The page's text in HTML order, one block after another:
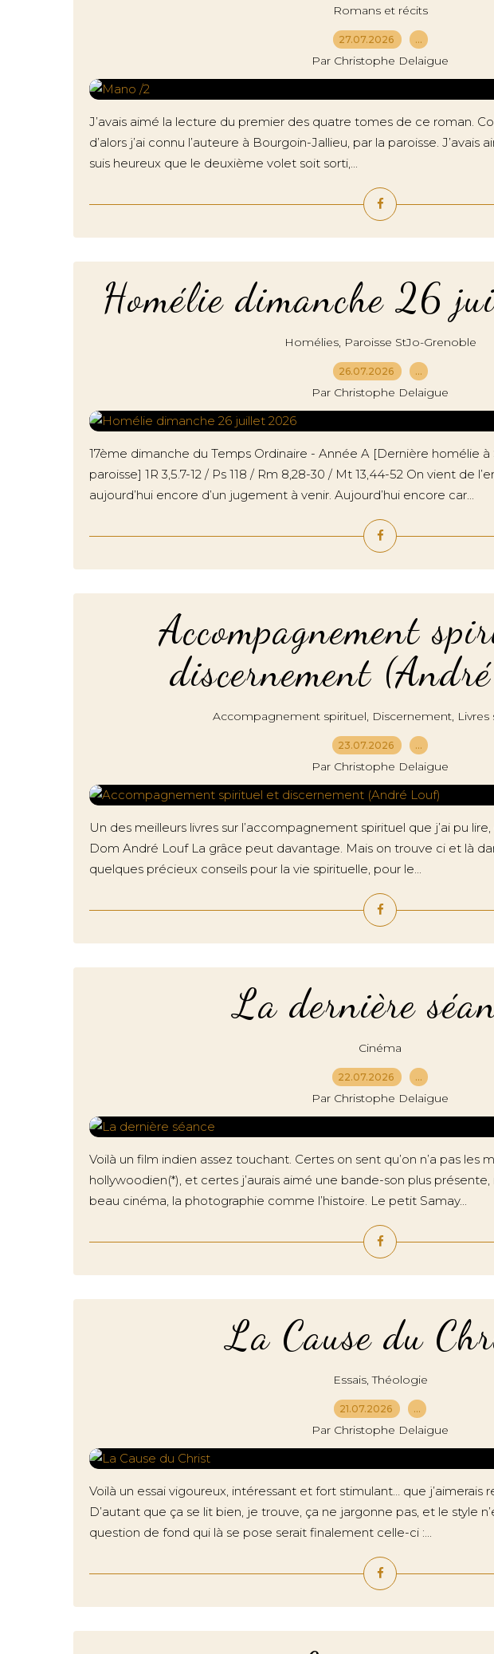
Romans et récits
27.07.2026 …
Par Christophe Delaigue
J’avais aimé la lecture du premier des quatre tomes de ce roman.
d’alors j’ai connu l’auteure à Bourgoin-Jallieu, par la paroisse.
suis heureux que le deuxième volet soit sorti,...
Homélie dimanche 26
Homélies, Paroisse StJo-Grenoble
26.07.2026 …
Par Christophe Delaigue
17ème dimanche du Temps Ordinaire - Année A [Dernière homélie
paroisse] 1R 3,5.7-12 / Ps 118 / Rm 8,28-30 / Mt 13,44-52 On vient de
aujourd’hui encore d’un jugement à venir. Aujourd’hui encore car...
Accompagnement
discernement
Accompagnement spirituel, Discernement, Livres
23.07.2026 …
Par Christophe Delaigue
Un des meilleurs livres sur l’accompagnement spirituel que j’ai pu
Dom André Louf La grâce peut davantage. Mais on trouve ci et là
quelques précieux conseils pour la vie spirituelle, pour le...
La dernière
Cinéma
22.07.2026 …
Par Christophe Delaigue
Voilà un film indien assez touchant. Certes on sent qu’on n’a pas les
hollywoodien(*), et certes j’aurais aimé une bande-son plus
beau cinéma, la photographie comme l’histoire. Le petit Samay...
La Cause du
Essais,Théologie
21.07.2026 …
Par Christophe Delaigue
Voilà un essai vigoureux, intéressant et fort stimulant… que
D’autant que ça se lit bien, je trouve, ça ne jargonne pas, et le style
question de fond qui là se pose serait finalement celle-ci :...